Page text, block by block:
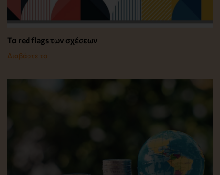
Τα red flags των σχέσεων
Διαβάστε το